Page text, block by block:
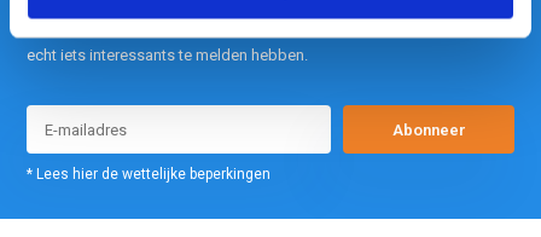
echt iets interessants te melden hebben.
Abonneer
* Lees hier de wettelijke beperkingen